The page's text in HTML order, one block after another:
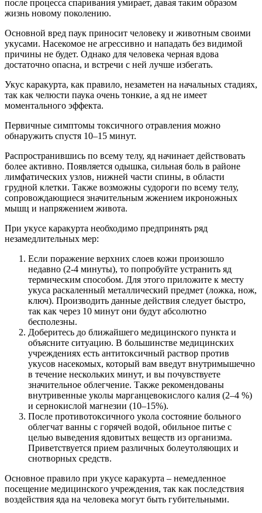
после процесса спаривания умирает, давая таким образом
жизнь новому поколению.
Основной вред паук приносит человеку и животным своими
укусами. Насекомое не агрессивно и нападать без видимой
причины не будет. Однако для человека черная вдова
достаточно опасна, и встречи с ней лучше избегать.
Укус каракурта, как правило, незаметен на начальных стадиях,
так как челюсти паука очень тонкие, а яд не имеет
моментального эффекта.
Первичные симптомы токсичного отравления можно
обнаружить спустя 10–15 минут.
Распространившись по всему телу, яд начинает действовать
более активно. Появляется одышка, сильная боль в районе
лимфатических узлов, нижней части спины, в области
грудной клетки. Также возможны судороги по всему телу,
сопровождающиеся значительным жжением икроножных
мышц и напряжением живота.
При укусе каракурта необходимо предпринять ряд
незамедлительных мер:
Если поражение верхних слоев кожи произошло
недавно (2-4 минуты), то попробуйте устранить яд
термическим способом. Для этого приложите к месту
укуса раскаленный металлический предмет (ложка, нож,
ключ). Производить данные действия следует быстро,
так как через 10 минут они будут абсолютно
бесполезны.
Доберитесь до ближайшего медицинского пункта и
объясните ситуацию. В большинстве медицинских
учреждениях есть антитоксичный раствор против
укусов насекомых, который вам введут внутримышечно
в течение нескольких минут, и вы почувствуете
значительное облегчение. Также рекомендованы
внутривенные уколы марганцевокислого калия (2–4 %)
и сернокислой магнезии (10–15%).
После противотоксичного укола состояние больного
облегчат ванны с горячей водой, обильное питье с
целью выведения ядовитых веществ из организма.
Приветствуется прием различных болеутоляющих и
снотворных средств.
Основное правило при укусе каракурта – немедленное
посещение медицинского учреждения, так как последствия
воздействия яда на человека могут быть губительными.